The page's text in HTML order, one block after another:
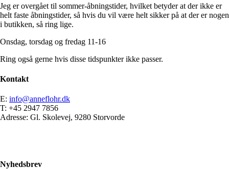
Jeg er overgået til sommer-åbningstider, hvilket betyder at der ikke er
helt faste åbningstider, så hvis du vil være helt sikker på at der er nogen
i butikken, så ring lige.
Onsdag, torsdag og fredag 11-16
Ring også gerne hvis disse tidspunkter ikke passer.
Kontakt
E: info@anneflohr.dk
T: +45 2947 7856
Adresse: Gl. Skolevej, 9280 Storvorde
Nyhedsbrev